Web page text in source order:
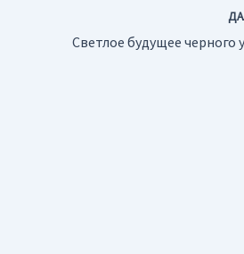
Светлое будущее черного